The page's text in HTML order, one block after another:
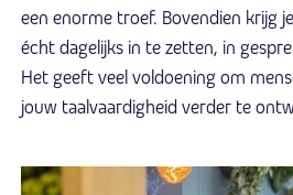
een enorme troef. Bovendien krijg
écht dagelijks in te zetten, in
Het geeft veel voldoening om
jouw taalvaardigheid verder te